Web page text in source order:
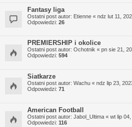
Fantasy liga
Ostatni post autor: Etienne « ndz lut 11,
Odpowiedzi: 26
PREMIERSHIP i okolice
Ostatni post autor: Ochotnik « pn sie 21,
Odpowiedzi: 594
Siatkarze
Ostatni post autor: Wachu « ndz lip 23,
Odpowiedzi: 71
American Football
Ostatni post autor: Jabol_Ultima « wt lip
Odpowiedzi: 116